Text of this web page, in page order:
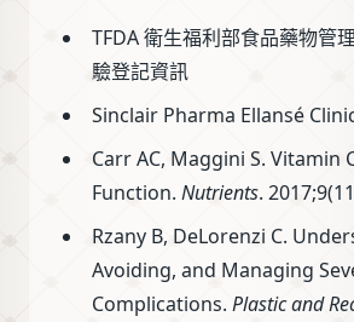
TFDA 衛生福利部食品藥物管
驗登記資訊
Sinclair Pharma Ellansé
Carr AC, Maggini S. Vitamin
Function. Nutrients.
Rzany B, DeLorenzi C.
Avoiding, and Managing
Complications. Plastic and